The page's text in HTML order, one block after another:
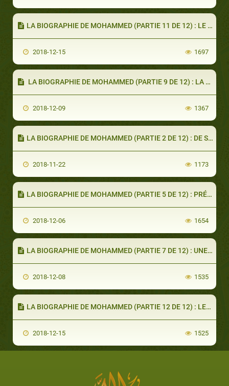
LA BIOGRAPHIE DE MOHAMMED (PARTIE 11 DE 12) : LE RETOUR À LA MECQUE
2018-12-15 1697
LA BIOGRAPHIE DE MOHAMMED (PARTIE 9 DE 12) : LA TRAHISON D’ANCIENS ALLIÉS
2018-12-09 1367
LA BIOGRAPHIE DE MOHAMMED (PARTIE 2 DE 12) : DE SA NAISSANCE À SA VIE ADULTE
2018-11-22 1173
LA BIOGRAPHIE DE MOHAMMED (PARTIE 5 DE 12) : PRÉPARATION À L’ÉMIGRATION
2018-12-06 1654
LA BIOGRAPHIE DE MOHAMMED (PARTIE 7 DE 12) : UNE NOUVELLE ÉTAPE À MÉDINE
2018-12-08 1535
LA BIOGRAPHIE DE MOHAMMED (PARTIE 12 DE 12) : LES ADIEUX
2018-12-15 1525